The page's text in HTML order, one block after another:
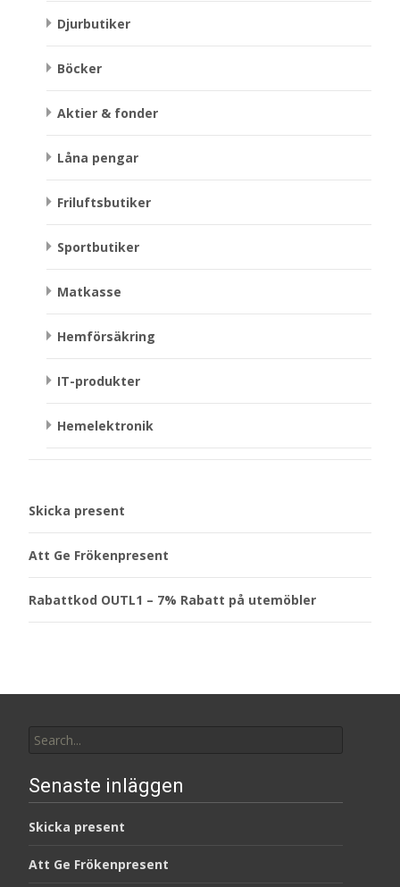
Djurbutiker
Böcker
Aktier & fonder
Låna pengar
Friluftsbutiker
Sportbutiker
Matkasse
Hemförsäkring
IT-produkter
Hemelektronik
Skicka present
Att Ge Frökenpresent
Rabattkod OUTL1 – 7% Rabatt på utemöbler
for:
Senaste inläggen
Skicka present
Att Ge Frökenpresent